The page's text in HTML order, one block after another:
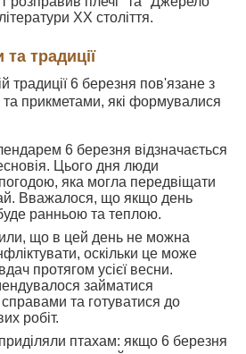
XX століття.
традиції
традиції 6 березня пов'язане з
та прикметами, які формувалися
6 березня відзначається
Цього дня люди
яка могла передвіщати
Вважалося, що якщо день
ранньою та теплою.
що в цей день не можна
оскільки це може
протягом усієї весни.
займатися
та готуватися до
робіт.
птахам: якщо 6 березня